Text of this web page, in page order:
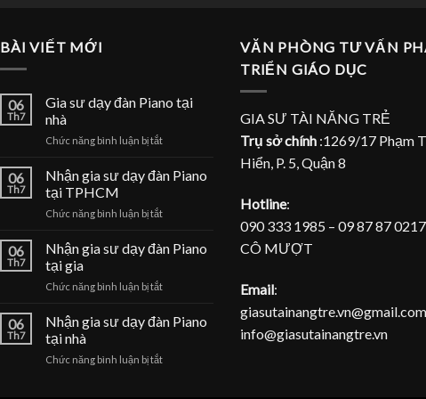
BÀI VIẾT MỚI
06
Th7
Gia sư dạy đàn Piano tại
nhà
Chức năng bình luận bị tắtở
dạy
Piano
nhà
06
Th7
Nhận gia sư dạy đàn Piano
tại TPHCM
Chức năng bình luận bị tắtở
gia
sư
đàn
tại
06
Th7
Nhận gia sư dạy đàn Piano
tại gia
Chức năng bình luận bị tắtở
gia
sư
đàn
06
Th7
Nhận gia sư dạy đàn Piano
tại nhà
Chức năng bình luận bị tắtở
VĂN PHÒNG TƯ VẤN
TRIỂN GIÁO DỤC
GIA SƯ TÀI NĂNG TRẺ
Trụ sở chính :1269/17 Phạm
Hiển, P. 5, Quận 8
Hotline:
090 333 1985 – 09 87 87 0217
CÔ MƯỢT
Email:
giasutainangtre.vn@gmail.com,
info@giasutainangtre.vn